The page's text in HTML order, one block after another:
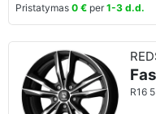
Pristatymas 0 €per 1-3 d.d.
R16